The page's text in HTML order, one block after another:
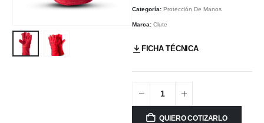
Categoría: Protección De Manos
Marca: Clute
FICHA TÉCNICA
QUIERO COTIZARLO